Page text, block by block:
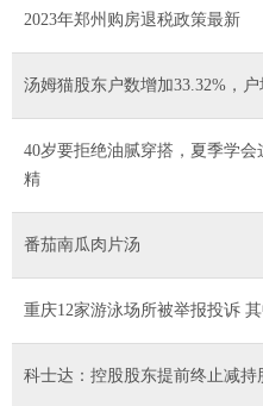
2023年郑州购房退税政策最新
汤姆猫股东户数增加33.32%，
40岁要拒绝油腻穿搭，夏季学
精
番茄南瓜肉片汤
重庆12家游泳场所被举报投诉
科士达：控股股东提前终止减持